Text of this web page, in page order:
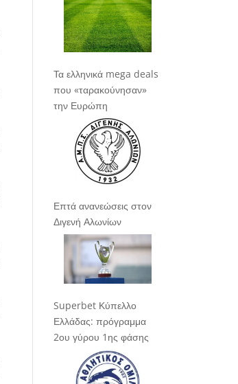
Τα ελληνικά mega deals
που «ταρακούνησαν»
την Ευρώπη
Επτά ανανεώσεις στον
Διγενή Αλωνίων
Superbet Κύπελλο
Ελλάδας: πρόγραμμα
2ου γύρου 1ης φάσης